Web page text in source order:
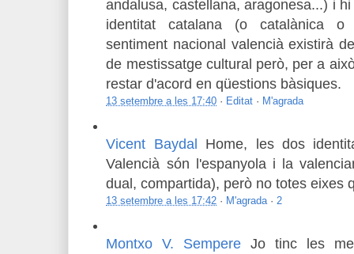
andalusa, castellana, aragonesa...) i
identitat catalana (o catalànica o
sentiment nacional valencià existirà
de mestissatge cultural però, per a
restar d'acord en qüestions bàsiques.
13 setembre a les 17:40 · Editat · M'agrada
Vicent Baydal
Home, les dos
Valencià són l'espanyola i la
dual, compartida), però no totes eixes
13 setembre a les 17:42 · M'agrada·2
Montxo V. Sempere
Jo tinc les